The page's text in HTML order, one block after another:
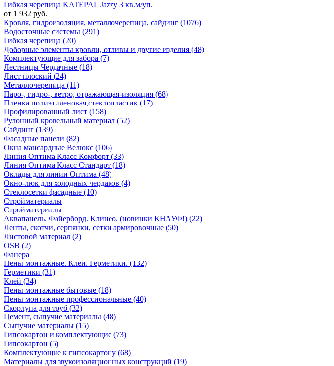
Гибкая черепица KATEPAL Jazzy 3 кв.м/уп.
от 1 932 руб.
Кровля, гидроизоляция, металлочерепица, сайдинг (1076)
Водосточные системы (291)
Гибкая черепица (20)
Доборные элементы кровли, отливы и другие изделия (48)
Комплектующие для забора (7)
Лестницы Чердачные (18)
Лист плоский (24)
Металлочерепица (11)
Паро-, гидро-, ветро, отражающая-изоляция (68)
Пленка полиэтиленовая,стеклопластик (17)
Профилированный лист (158)
Рулонный кровельный материал (52)
Сайдинг (139)
Фасадные панели (82)
Окна мансардные Велюкс (106)
Линия Оптима Класс Комфорт (33)
Линия Оптима Класс Стандарт (18)
Оклады для линии Оптима (48)
Окно-люк для холодных чердаков (4)
Стеклосетки фасадные (10)
Стройматериалы
Стройматериалы
Аквапанель. Файерборд. Клинео. (новинки КНАУФ!) (22)
Ленты, скотчи, серпянки, сетки армировочные (50)
Листовой материал (2)
OSB (2)
Фанера
Пены монтажные. Клеи. Герметики. (132)
Герметики (31)
Клей (34)
Пены монтажные бытовые (18)
Пены монтажные профессиональные (40)
Скорлупа для труб (32)
Цемент, сыпучие материалы (48)
Сыпучие материалы (15)
Гипсокартон и комплектующие (73)
Гипсокартон (5)
Комплектующие к гипсокартону (68)
Материалы для звукоизоляционных конструкций (19)